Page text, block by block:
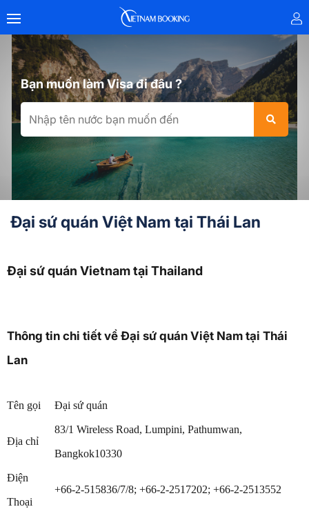
Bạn muốn làm Visa đi đâu ?
Đại sứ quán Việt Nam tại Thái Lan
Đại sứ quán Vietnam tại Thailand
Thông tin chi tiết về Đại sứ quán Việt Nam tại Thái
Lan
Tên gọi Đại sứ quán
Địa chỉ
83/1 Wireless Road, Lumpini, Pathumwan,
Bangkok10330
Điện
Thoại
+66-2-515836/7/8; +66-2-2517202; +66-2-2513552